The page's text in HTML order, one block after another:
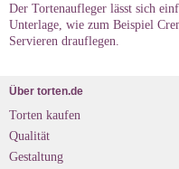
Der Tortenaufleger lässt sich
Unterlage, wie zum Beispiel
Servieren drauflegen.
Über torten.de
Torten kaufen
Qualität
Gestaltung